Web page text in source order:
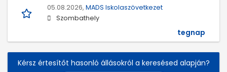
05.08.2026, MADS Iskolaszövetkezet
Szombathely
tegnap
Kérsz értesítőt hasonló állásokról a keresésed alapján?